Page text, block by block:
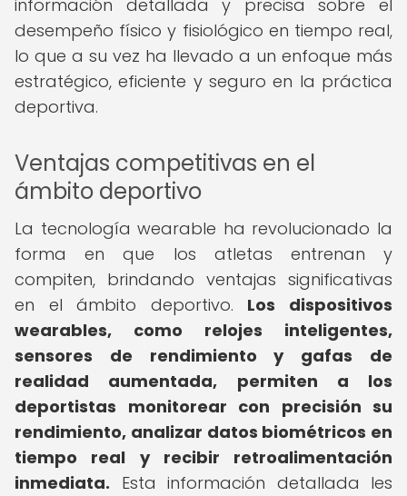
información detallada y precisa sobre el
desempeño físico y fisiológico en tiempo real,
lo que a su vez ha llevado a un enfoque más
estratégico, eficiente y seguro en la práctica
deportiva.
Ventajas competitivas en el
ámbito deportivo
La tecnología wearable ha revolucionado la
forma en que los atletas entrenan y
compiten, brindando ventajas significativas
en el ámbito deportivo. Los dispositivos
wearables, como relojes inteligentes,
sensores de rendimiento y gafas de
realidad aumentada, permiten a los
deportistas monitorear con precisión su
rendimiento, analizar datos biométricos en
tiempo real y recibir retroalimentación
inmediata. Esta información detallada les